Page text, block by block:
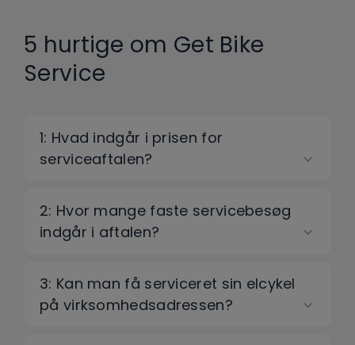
5 hurtige om Get Bike
Service
1: Hvad indgår i prisen for
serviceaftalen?
2: Hvor mange faste servicebesøg
indgår i aftalen?
3: Kan man få serviceret sin elcykel
på virksomhedsadressen?